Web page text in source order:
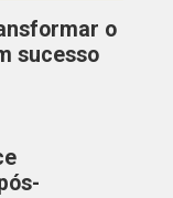
o
sucesso